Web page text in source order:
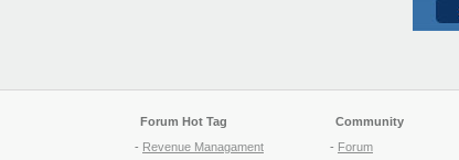
Forum Hot Tag
- Revenue Managament
Community
- Forum